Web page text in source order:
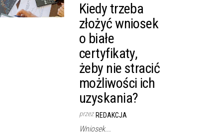
Kiedy trzeba
złożyć wniosek
o białe
certyfikaty,
żeby nie stracić
możliwości ich
uzyskania?
przez REDAKCJA
Wniosek...